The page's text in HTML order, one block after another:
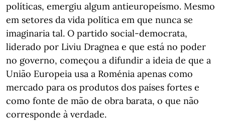
políticas, emergiu algum antieuropeísmo. Mesmo
em setores da vida política em que nunca se
imaginaria tal. O partido social-democrata,
liderado por Liviu Dragnea e que está no poder
no governo, começou a difundir a ideia de que a
União Europeia usa a Roménia apenas como
mercado para os produtos dos países fortes e
como fonte de mão de obra barata, o que não
corresponde à verdade.